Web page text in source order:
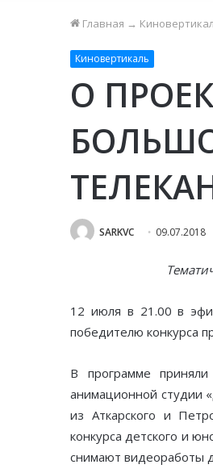
Главная →
Киновертикаль
О
SARKVC 09.07.2018
12 июля в 21.00 в
победителю конкурса
В программе
анимационной студии
из Аткарского и
конкурса детского и
снимают видеоработы